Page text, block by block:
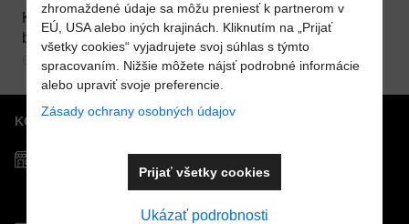
Kefa malá - rohová,
bazénová, na
čistenie a vysávanie
bazénov
5,02 € Do košíka
KONTAKTY
Predajňa MOSTPOOLS
zhromaždené údaje sa môžu preniesť k partnerom v
EÚ, USA alebo iných krajinách. Kliknutím na „Prijať
všetky cookies“ vyjadrujete svoj súhlas s týmto
spracovaním. Nižšie môžete nájsť podrobné informácie
alebo upraviť svoje preferencie.
Zásady ochrany osobných údajov
Ukázať podrobnosti
Prijať všetky cookies